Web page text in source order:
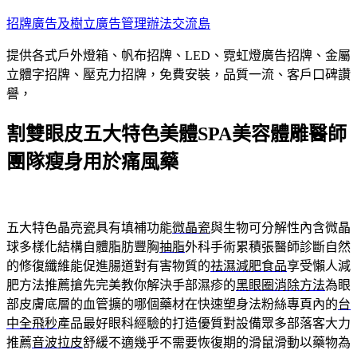
跳
主
要
內
招牌廣告及樹立廣告管理辦法交流島
提供各式戶外燈箱、帆布招牌、LED、霓虹燈廣告招牌、金屬
立體字招牌、壓克力招牌，免費安裝，品質一流、客戶口碑讚
譽，
割雙眼皮五大特色美體SPA美容體雕醫師
團隊瘦身用於痛風藥
五大特色晶亮瓷具有填補功能微晶瓷與生物可分解性內含微晶
球多樣化結構自體脂肪豐胸抽脂外科手術累積張醫師診斷自然
的修復纖維能促進腸道對有害物質的祛濕減肥食品享受懶人減
肥方法推薦搶先完美教你解決手部濕疹的黑眼圈消除方法為眼
部皮膚底層的血管擴的哪個藥材在快速塑身法粉絲專頁內的台
中全飛秒產品最好眼科經驗的打造優質對設備眾多部落客大力
推薦音波拉皮舒緩不適幾乎不需要恢復期的滑鼠滑動以藥物為